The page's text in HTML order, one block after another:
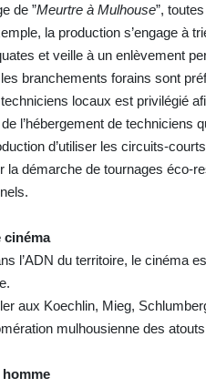
de ”Meurtre à Mulhouse”,
la production s’engage à
et veille à un enlèvement
branchements forains sont
locaux est privilégié
l’hébergement de techniciens
d’utiliser les circuits-
la démarche de tournages éco-
cinéma
l’ADN du territoire, le cinéma
aux Koechlin, Mieg,
mulhousienne des
homme